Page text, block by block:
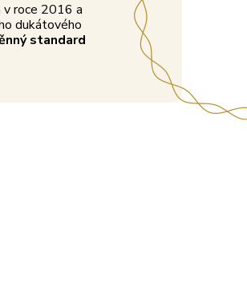
v roce 2016 a
dukátového
standard